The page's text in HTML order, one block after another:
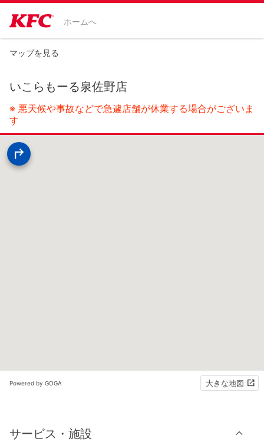
ホームへ
マップを見る
いこらもーる泉佐野店
※ 悪天候や事故などで急遽店舗が休業する場合がございま
す
Powered by GOGA 大きな地図
サービス・施設